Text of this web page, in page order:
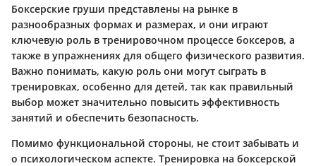
Боксерские груши представлены на рынке в
разнообразных формах и размерах, и они играют
ключевую роль в тренировочном процессе боксеров, а
также в упражнениях для общего физического развития.
Важно понимать, какую роль они могут сыграть в
тренировках, особенно для детей, так как правильный
выбор может значительно повысить эффективность
занятий и обеспечить безопасность.
Помимо функциональной стороны, не стоит забывать и
о психологическом аспекте. Тренировка на боксерской